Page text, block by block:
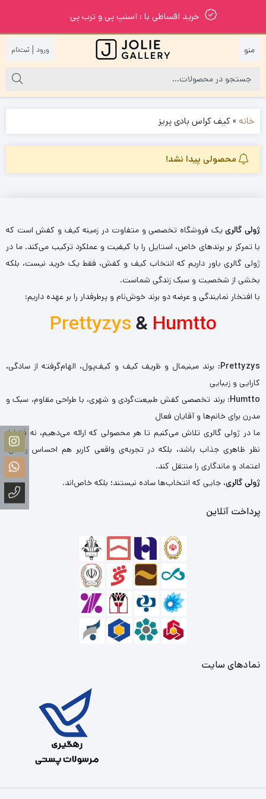
خرید اقساطی با : اسنپ پی و ترب پی
|
خانه »کیف کراس بادی پریز
محصولی پیدا نشد!
ژولی گالرییک فروشگاه تخصصی و متفاوت در زمینه کیف و کفش است که
با تمرکز بر برندهای خاص، استایل را با کیفیت و عملکرد ترکیب می‌کند. ما در
ژولی گالری باور داریم که انتخاب کیف و کفش، فقط یک خرید نیست، بلکه
بخشی از شخصیت و سبک زندگی شماست.
با افتخار نمایندگی و عرضه دو برند خوش‌نام و پرطرفدار را بر عهده داریم:
Prettyzys& Humtto
Prettyzys: برند مینیمال و ظریف کیف و کیف‌پول، الهام‌گرفته از سادگی،
کارایی و زیبایی
Humtto: برند تخصصی کفش طبیعت‌گردی و شهری، با طراحی مقاوم، سبک و
مدرن برای خانم‌ها و آقایان فعال
ما در ژولی گالری تلاش می‌کنیم تا هر محصولی که ارائه می‌دهیم، نه فقط از
نظر ظاهری جذاب باشد، بلکه در تجربه‌ی واقعی کاربر هم احساس راحتی،
اعتماد و ماندگاری را منتقل کند.
ژولی گالری، جایی که انتخاب‌ها ساده نیستند؛ بلکه خاص‌اند.
پرداخت آنلاین
نمادهای سایت